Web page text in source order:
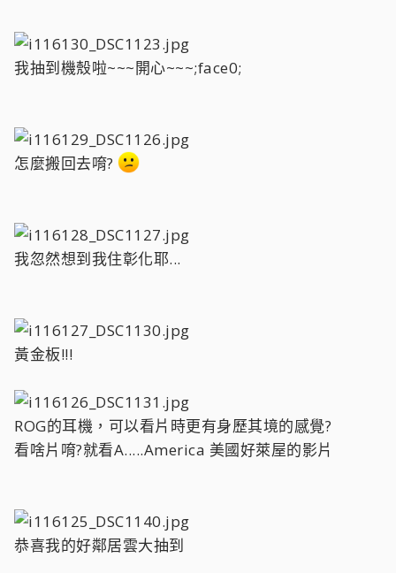
我抽到機殼啦~~~開心~~~;face0;
怎麼搬回去唷?
我忽然想到我住彰化耶...
黃金板!!!
ROG的耳機，可以看片時更有身歷其境的感覺?
看啥片唷?就看A.....America 美國好萊屋的影片
恭喜我的好鄰居雲大抽到